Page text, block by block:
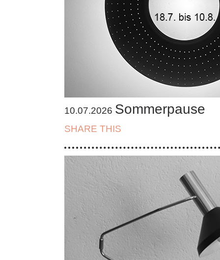
10.07.2026 Sommerpause
SHARE THIS